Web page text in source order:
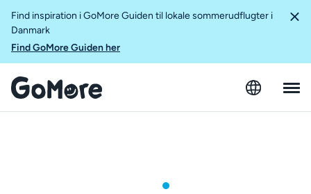
Find inspiration i GoMore Guiden til lokale sommerudflugter i
Danmark
Find GoMore Guiden her